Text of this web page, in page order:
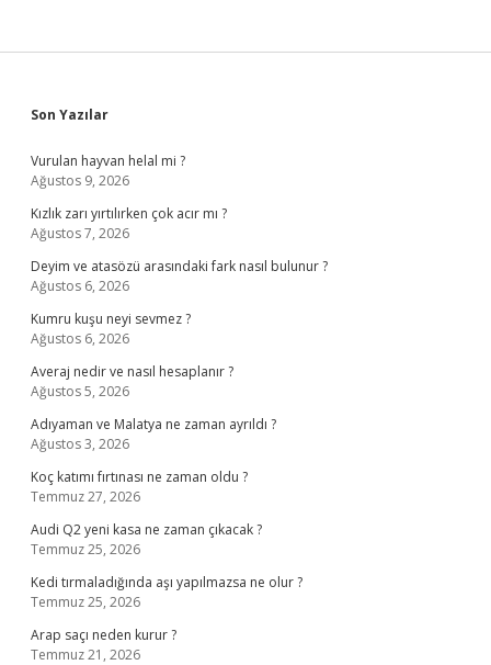
Sidebar
Son Yazılar
Vurulan hayvan helal mi ?
Ağustos 9, 2026
Kızlık zarı yırtılırken çok acır mı ?
Ağustos 7, 2026
Deyim ve atasözü arasındaki fark nasıl bulunur ?
Ağustos 6, 2026
Kumru kuşu neyi sevmez ?
Ağustos 6, 2026
Averaj nedir ve nasıl hesaplanır ?
Ağustos 5, 2026
Adıyaman ve Malatya ne zaman ayrıldı ?
Ağustos 3, 2026
Koç katımı fırtınası ne zaman oldu ?
Temmuz 27, 2026
Audi Q2 yeni kasa ne zaman çıkacak ?
Temmuz 25, 2026
Kedi tırmaladığında aşı yapılmazsa ne olur ?
Temmuz 25, 2026
Arap saçı neden kurur ?
Temmuz 21, 2026